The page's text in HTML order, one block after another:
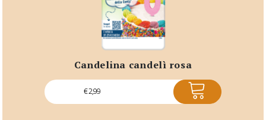
candelina candelì rosa
€2,99 ACQUISTA